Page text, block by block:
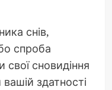
снів,
спроба
свої сновидіння
здатності